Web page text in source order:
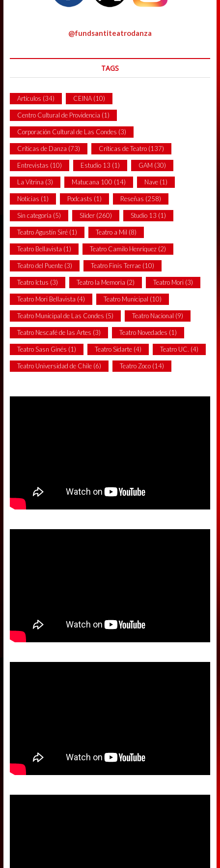
@fundsantiteatrodanza
TAGS
Artículos (34) CEINA(10)
Centro Cultural de Providencia (1)
Corporación Cultural de Las Condes (3)
Críticas de Danza (73) Críticas de Teatro(137)
Entrevistas (10) Estudio 13 (1) GAM (30)
La Vitrina (3) Matucana 100 (14) Nave(1)
Noticias (1) Podcasts (1) Reseñas (258)
Sin categoría (5) Slider(260) Studio 13 (1)
Teatro Agustín Siré(1) Teatro a Mil (8)
Teatro Bellavista (1) Teatro Camilo Henríquez(2)
Teatro del Puente(3) Teatro Finis Terrae(10)
Teatro Ictus (3) Teatro la Memoria (2) Teatro Mori (3)
Teatro Mori Bellavista (4) Teatro Municipal (10)
Teatro Municipal de Las Condes (5) Teatro Nacional (9)
Teatro Nescafé de las Artes (3) Teatro Novedades (1)
Teatro Sasn Ginés (1) Teatro Sidarte(4) Teatro UC. (4)
Teatro Universidad de Chile(6) Teatro Zoco(14)